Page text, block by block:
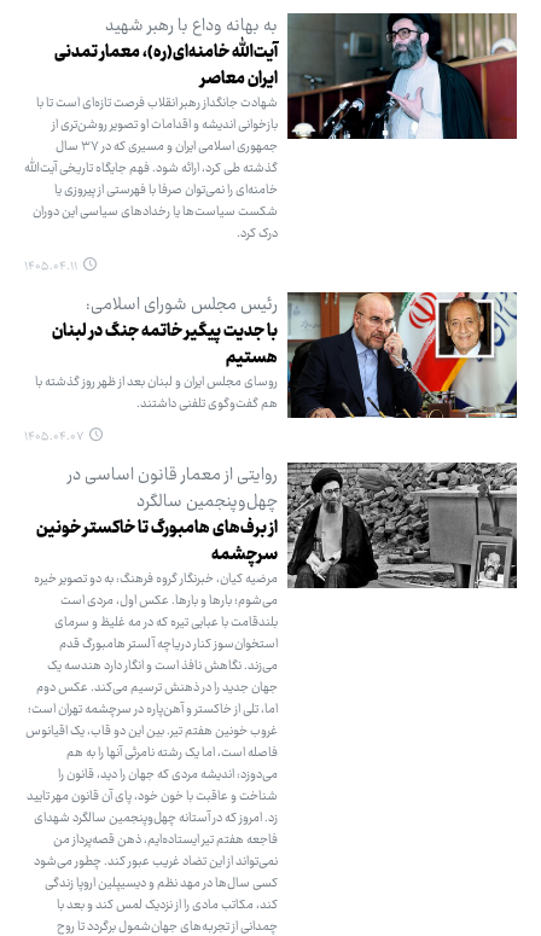
به بهانه وداع با رهبر شهید
آیت‌الله خامنه‌ای(ره)، معمار تمدنی
ایران معاصر
شهادت جانگداز رهبر انقلاب فرصت تازه‌ای است تا با
بازخوانی اندیشه و اقدامات او تصویر روشن‌تری از
جمهوری اسلامی ایران و مسیری که در ۳۷ سال
گذشته طی کرد، ارائه شود. فهم جایگاه تاریخی آیت‌الله
خامنه‌ای را نمی‌توان صرفا با فهرستی از پیروزی یا
شکست سیاست‌ها یا رخدادهای سیاسی این دوران
درک کرد.
۱۴۰۵.۰۴.۱۱
رئیس مجلس شورای اسلامی:
با جدیت پیگیر خاتمه جنگ در لبنان
هستیم
روسای مجلس ایران و لبنان بعد از ظهر روز گذشته با
هم گفت‌وگوی تلفنی داشتند.
۱۴۰۵.۰۴.۰۷
روایتی از معمار قانون اساسی در
چهل‌وپنجمین سالگرد
از برف‌های هامبورگ تا خاکستر خونین
سرچشمه
مرضیه کیان، خبرنگار گروه فرهنگ: به دو تصویر خیره
می‌شوم؛ بارها و بارها. عکس اول، مردی است
بلندقامت با عبایی تیره که در مه غلیظ و سرمای
استخوان‌سوز کنار دریاچه آلستر هامبورگ قدم
می‌زند. نگاهش نافذ است و انگار دارد هندسه یک
جهان جدید را در ذهنش ترسیم می‌کند. عکس دوم
اما، تلی از خاکستر و آهن‌پاره در سرچشمه تهران است؛
غروب خونین هفتم تیر. بین این دو قاب، یک اقیانوس
فاصله است، اما یک رشته نامرئی آنها را به هم
می‌دوزد: اندیشه مردی که جهان را دید، قانون را
شناخت و عاقبت با خون خود، پای آن قانون مهر تایید
زد. امروز که در آستانه چهل‌وپنجمین سالگرد شهدای
فاجعه هفتم تیر ایستاده‌ایم، ذهن قصه‌پرداز من
نمی‌تواند از این تضاد غریب عبور کند. چطور می‌شود
کسی سال‌ها در مهد نظم و دیسیپلین اروپا زندگی
کند، مکاتب مادی را از نزدیک لمس کند و بعد با
چمدانی از تجربه‌های جهان‌شمول برگردد تا روح